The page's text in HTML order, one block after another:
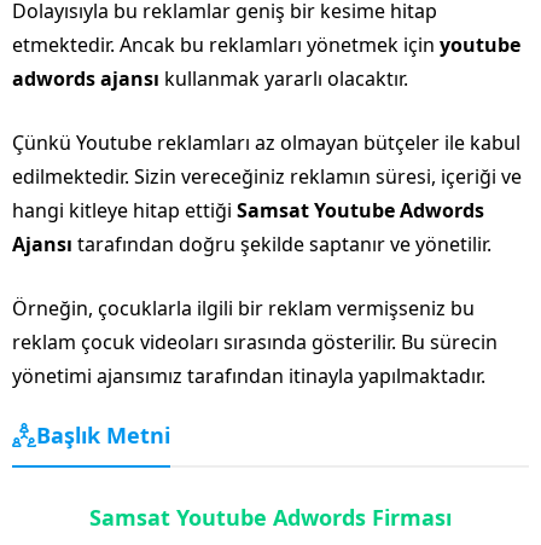
Dolayısıyla bu reklamlar geniş bir kesime hitap
etmektedir. Ancak bu reklamları yönetmek için youtube
adwords ajansı kullanmak yararlı olacaktır.
Çünkü Youtube reklamları az olmayan bütçeler ile kabul
edilmektedir. Sizin vereceğiniz reklamın süresi, içeriği ve
hangi kitleye hitap ettiği Samsat Youtube Adwords
Ajansı tarafından doğru şekilde saptanır ve yönetilir.
Örneğin, çocuklarla ilgili bir reklam vermişseniz bu
reklam çocuk videoları sırasında gösterilir. Bu sürecin
yönetimi ajansımız tarafından itinayla yapılmaktadır.
Başlık Metni
Samsat Youtube Adwords Firması